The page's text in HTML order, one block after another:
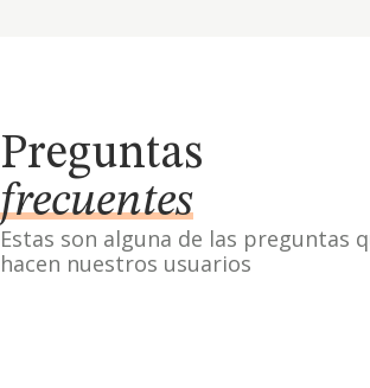
Preguntas
frecuentes
Estas son alguna de las preguntas
hacen nuestros usuarios